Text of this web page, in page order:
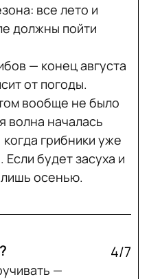
все лето и
должны пойти
— конец августа
от погоды.
вообще не было
волна началась
грибники уже
Если будет засуха и
осенью.
4/7
—